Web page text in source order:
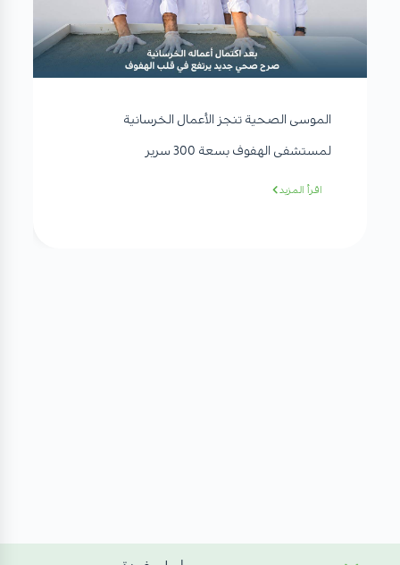
الموسى الصحية تنجز الأعمال الخرسانية
لمستشفى الهفوف بسعة 300 سرير
اقرأ المزيد